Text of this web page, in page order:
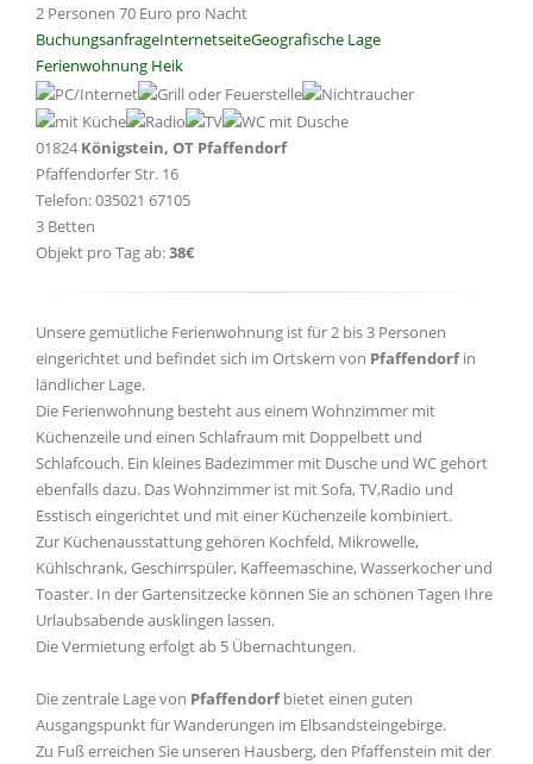
2 Personen 70 Euro pro Nacht
BuchungsanfrageInternetseiteGeografische Lage
Ferienwohnung Heik
01824 Königstein, OT Pfaffendorf
Pfaffendorfer Str. 16
Telefon: 035021 67105
3 Betten
Objekt pro Tag ab:38€
Unsere gemütliche Ferienwohnung ist für 2 bis 3 Personen
eingerichtet und befindet sich im Ortskern von Pfaffendorfin
ländlicher Lage.
Die Ferienwohnung besteht aus einem Wohnzimmer mit
Küchenzeile und einen Schlafraum mit Doppelbett und
Schlafcouch. Ein kleines Badezimmer mit Dusche und WC gehört
ebenfalls dazu. Das Wohnzimmer ist mit Sofa, TV,Radio und
Esstisch eingerichtet und mit einer Küchenzeile kombiniert.
Zur Küchenausstattung gehören Kochfeld, Mikrowelle,
Kühlschrank, Geschirrspüler, Kaffeemaschine, Wasserkocher und
Toaster. In der Gartensitzecke können Sie an schönen Tagen Ihre
Urlaubsabende ausklingen lassen.
Die Vermietung erfolgt ab 5 Übernachtungen.
Die zentrale Lage von Pfaffendorfbietet einen guten
Ausgangspunkt für Wanderungen im Elbsandsteingebirge.
Zu Fuß erreichen Sie unseren Hausberg, den Pfaffenstein mit der